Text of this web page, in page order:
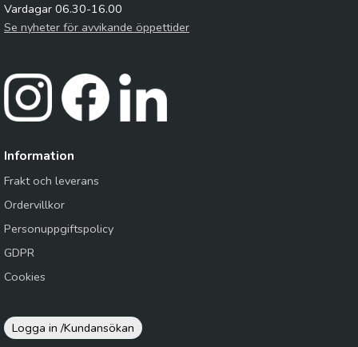
Vardagar 06.30-16.00
Se nyheter för avvikande öppettider
Information
Frakt och leverans
Ordervillkor
Personuppgiftspolicy
GDPR
Cookies
Logga in /Kundansökan